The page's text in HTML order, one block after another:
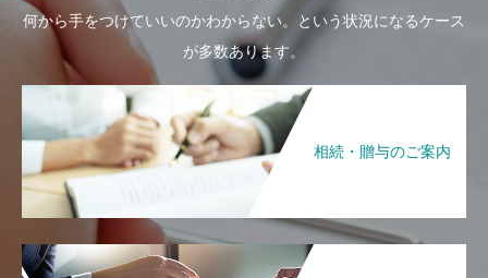
何から手をつけていいのかわからない。という状況になるケース
が多数あります。
相続・贈与のご案内